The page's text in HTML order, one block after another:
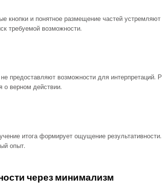
кнопки и понятное размещение частей
требуемой возможности.
предоставляют возможности для интерпретаций.
о верном действии.
итога формирует ощущение
опыт.
через минимализм